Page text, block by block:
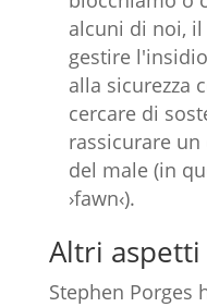
alcuni di noi,
gestire
alla sicurezza
cercare di
rassicurare
del male (in
›fawn‹).
Altri
Stephen Porges